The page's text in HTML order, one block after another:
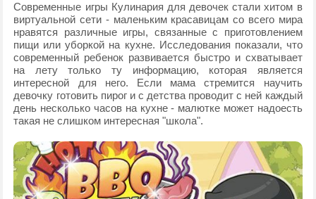
Современные игры Кулинария для девочек стали хитом в
виртуальной сети - маленьким красавицам со всего мира
нравятся различные игры, связанные с приготовлением
пищи или уборкой на кухне. Исследования показали, что
современный ребенок развивается быстро и схватывает
на лету только ту информацию, которая является
интересной для него. Если мама стремится научить
девочку готовить пирог и с детства проводит с ней каждый
день несколько часов на кухне - малютке может надоесть
такая не слишком интересная "школа".